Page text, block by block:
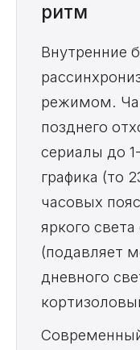
ритм
Внутренние
режимом.
позднего
сериалы до
графика (то
часовых
яркого
(подавляет
дневного